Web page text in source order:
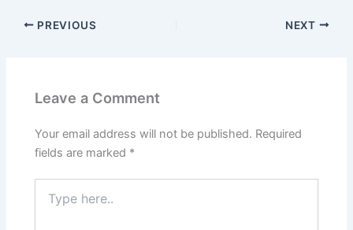
PREVIOUS NEXT
Leave a Comment
Your email address will not be published. Required
fields are marked *
here..